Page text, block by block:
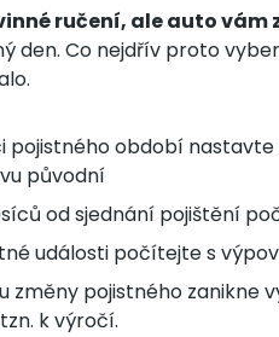
ručení, ale auto vám
den. Co nejdřív proto
pojistného období
původní
od sjednání pojištění
události počítejte s
změny pojistného zanikne
k výročí.